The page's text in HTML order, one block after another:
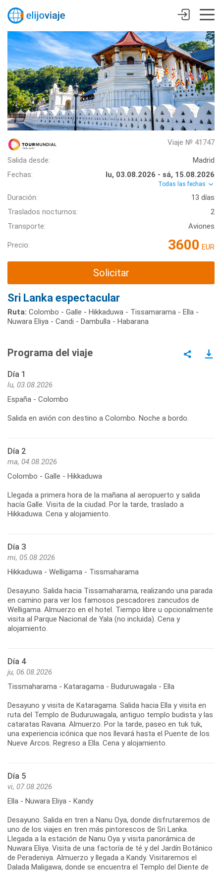
Viaje № 41747
Salida desde:
Madrid
Fechas:
lu, 03.08.2026 - sá, 15.08.2026
Todas las fechas
Duración:
13 días
Traslados nocturnos:
2
Transporte:
Aviones
Precio: 3600 EUR
Solicitar
Sri Lanka espectacular
Ruta: Colombo - Galle - Hikkaduwa - Tissamarama - Ella -
Nuwara Eliya - Candi - Dambulla - Habarana
Programa del viaje
Día 1
lu, 03.08.2026
España - Colombo
Salida en avión con destino a Colombo. Noche a bordo.
Día 2
ma, 04.08.2026
Colombo - Galle - Hikkaduwa
Llegada a primera hora de la mañana al aeropuerto y salida
hacía Galle. Visita de la ciudad. Por la tarde, traslado a
Día 3
mi, 05.08.2026
Hikkaduwa - Welligama - Tissmaharama
Desayuno. Salida hacia Tissamaharama, realizando una parada
en camino para ver los famosos pescadores zancudos de
Welligama. Almuerzo en el hotel. Tiempo libre u opcionalmente
visita al Parque Nacional de Yala (no incluida). Cena y
Día 4
ju, 06.08.2026
Tissmaharama - Kataragama - Buduruwagala - Ella
Desayuno y visita de Kataragama. Salida hacia Ella y visita en
ruta del Templo de Buduruwagala, antiguo templo budista y las
cataratas Ravana. Almuerzo. Por la tarde, paseo en tuk tuk,
una experiencia icónica que nos llevará hasta el Puente de los
Día 5
vi, 07.08.2026
Ella - Nuwara Eliya - Kandy
Desayuno. Salida en tren a Nanu Oya, donde disfrutaremos de
uno de los viajes en tren más pintorescos de Sri Lanka.
Llegada a la estación de Nanu Oya y visita panorámica de
Nuwara Eliya. Visita de una factoría de té y del Jardín Botánico
de Peradeniya. Almuerzo y llegada a Kandy. Visitaremos el
Dalada Maligawa, donde se encuentra el Templo del Diente de